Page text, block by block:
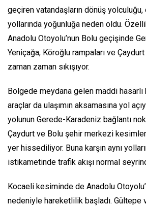
geçiren vatandaşların dönüş
yollarında yoğunluğa neden oldu.
Anadolu Otoyolu’nun Bolu geçişinde
Yeniçağa, Köroğlu rampaları ve
zaman zaman sıkışıyor.
Bölgede meydana gelen maddi hasarlı
araçlar da ulaşımın aksamasına yol
yolunun Gerede-Karadeniz bağlantı
Çaydurt ve Bolu şehir merkezi
yer hissediliyor. Buna karşın aynı
istikametinde trafik akışı normal
Kocaeli kesiminde de Anadolu
nedeniyle hareketlilik başladı. Gültepe